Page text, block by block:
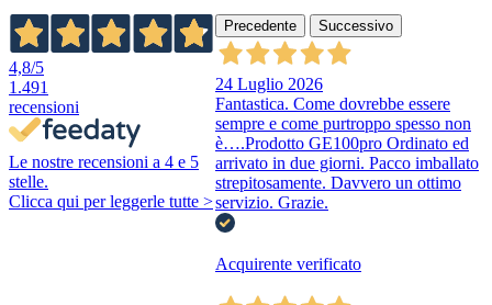
4,8/5
1.491
recensioni
Le nostre recensioni a 4 e 5
stelle.
Clicca qui per leggerle tutte >
Precedente Successivo
24 Luglio 2026
Fantastica. Come dovrebbe essere
sempre e come purtroppo spesso non
è….Prodotto GE100pro Ordinato ed
arrivato in due giorni. Pacco imballato
strepitosamente. Davvero un ottimo
servizio. Grazie.
Acquirente verificato